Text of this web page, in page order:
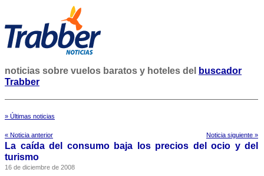
noticias sobre vuelos baratos y hoteles del
buscador
Trabber
» Últimas noticias
« Noticia anterior Noticia siguiente »
La caí­da del consumo baja los precios del ocio y del
turismo
16 de diciembre de 2008